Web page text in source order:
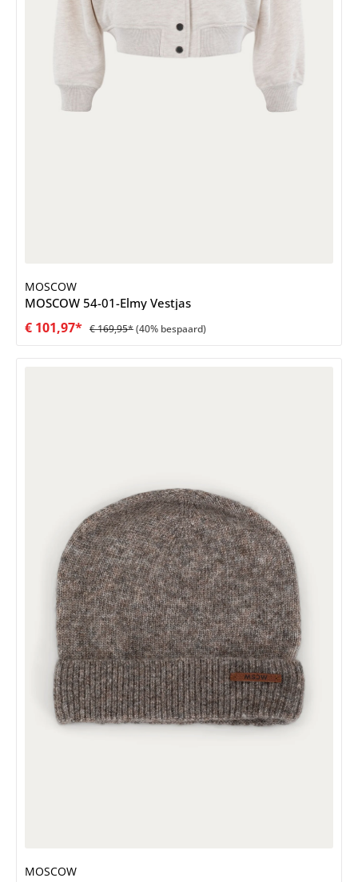
MOSCOW
MOSCOW 54-01-Elmy Vestjas
€ 101,97* € 169,95*(40% bespaard)
MOSCOW